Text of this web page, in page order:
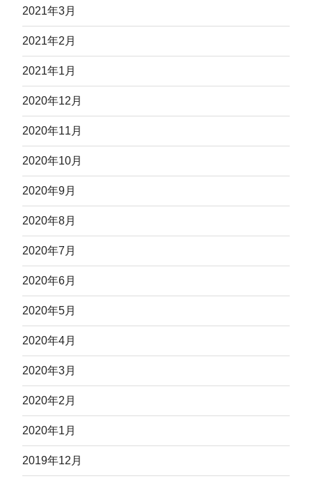
2021年3月
2021年2月
2021年1月
2020年12月
2020年11月
2020年10月
2020年9月
2020年8月
2020年7月
2020年6月
2020年5月
2020年4月
2020年3月
2020年2月
2020年1月
2019年12月